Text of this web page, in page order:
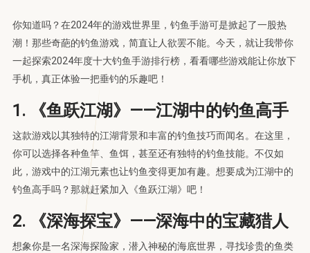
你知道吗？在2024年的游戏世界里，钓鱼手游可是掀起了一股热
潮！那些奇葩的钓鱼游戏，简直让人欲罢不能。今天，就让我带你
一起探索2024年度十大钓鱼手游排行榜，看看哪些游戏能让你放下
手机，真正体验一把垂钓的乐趣吧！
1. 《鱼跃江湖》——江湖中的钓鱼高手
这款游戏以其独特的江湖背景和丰富的钓鱼技巧而闻名。在这里，
你可以选择各种鱼竿、鱼饵，甚至还有独特的钓鱼技能。不仅如
此，游戏中的江湖元素也让钓鱼变得更加有趣。想要成为江湖中的
钓鱼高手吗？那就赶紧加入《鱼跃江湖》吧！
2. 《深海探宝》——深海中的宝藏猎人
想象你是一名深海探险家，潜入神秘的海底世界，寻找珍贵的鱼类